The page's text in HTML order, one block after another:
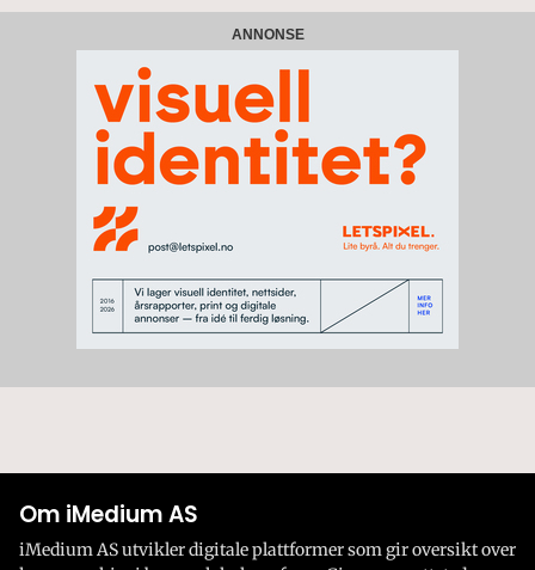
ANNONSE
Om iMedium AS
iMedium AS utvikler digitale plattformer som gir oversikt over